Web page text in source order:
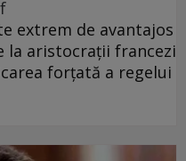
extrem de avantajos
la aristocrații francezi
forțată a regelui